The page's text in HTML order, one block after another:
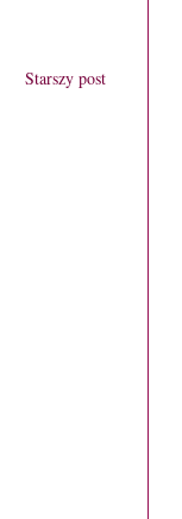
Starszy post